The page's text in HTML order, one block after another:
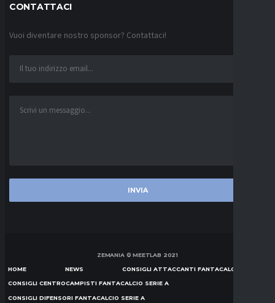
CONTATTACI
Vuoi diventare nostro sponsor? Contattaci!
ZEMANIA © MEETLAB 2021
HOME NEWS CONSIGLI ATTACCANTI FANTACALCIO SERIE A
CONSIGLI CENTROCAMPISTI FANTACALCIO SERIE A
CONSIGLI DIFENSORI FANTACALCIO SERIE A